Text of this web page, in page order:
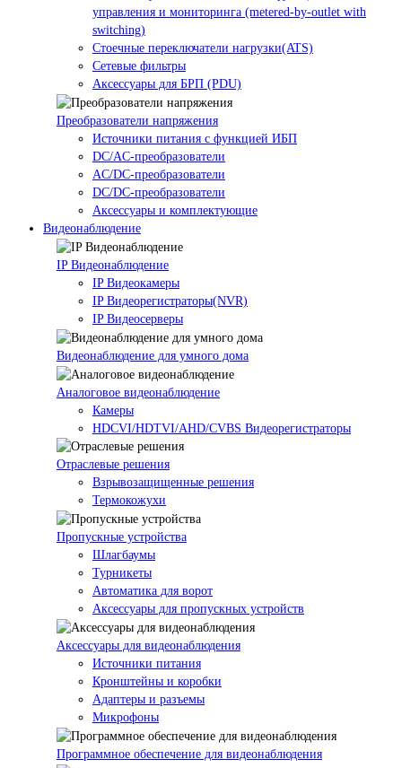
управления и мониторинга (metered-by-outlet with
switching)
Стоечные переключатели нагрузки(ATS)
Сетевые фильтры
Аксессуары для БРП (PDU)
Преобразователи напряжения
Источники питания c функцией ИБП
DC/AC-преобразователи
AC/DC-преобразователи
DC/DC-преобразователи
Аксессуары и комплектующие
Видеонаблюдение
IP Видеонаблюдение
IP Видеокамеры
IP Видеорегистраторы(NVR)
IP Видеосерверы
Видеонаблюдение для умного дома
Аналоговое видеонаблюдение
Камеры
HDCVI/HDTVI/AHD/CVBS Видеорегистраторы
Отраслевые решения
Взрывозащищенные решения
Термокожухи
Пропускные устройства
Шлагбаумы
Турникеты
Автоматика для ворот
Аксессуары для пропускных устройств
Аксессуары для видеонаблюдения
Источники питания
Кронштейны и коробки
Адаптеры и разъемы
Микрофоны
Программное обеспечение для видеонаблюдения